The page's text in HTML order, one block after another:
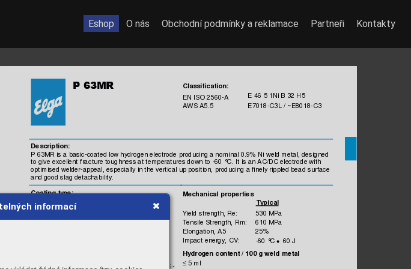
informací
 Classification:
EN ISO 2560-A E 46 5 1 Ni B 32 H5
AWS A5.5 E7018-C3L / ~E8018-C3
Description:
P 63MR is a basic-coated low hydrogen electrode producing a nominal 0.9% Ni weld metal, designed
to give excellent fracture toughness at temperatures down to -60 °C. It is an AC/DC electrode with
optim ised welder-appeal, especiall y in the vertical up position, producing a finely rippled bead surface
and good sl ag detachabi lity.
Coating type:
Metal recovery
110-120%
DC +/-,  AC  OC 70 V,  Fo r roo t passes: D
C -
Mechanical properties
Typical
Yield strength, Re:
530 MPa
Tensile Strength, Rm:
610 MPa
Elongation, A5
25%
Impact energy, CV: -60 °C • 60 J
Hydrogen content / 100 g weld metal
≤ 5 ml
Eshop O nás Obchodní podmínky a reklamace Partneři Kontakty